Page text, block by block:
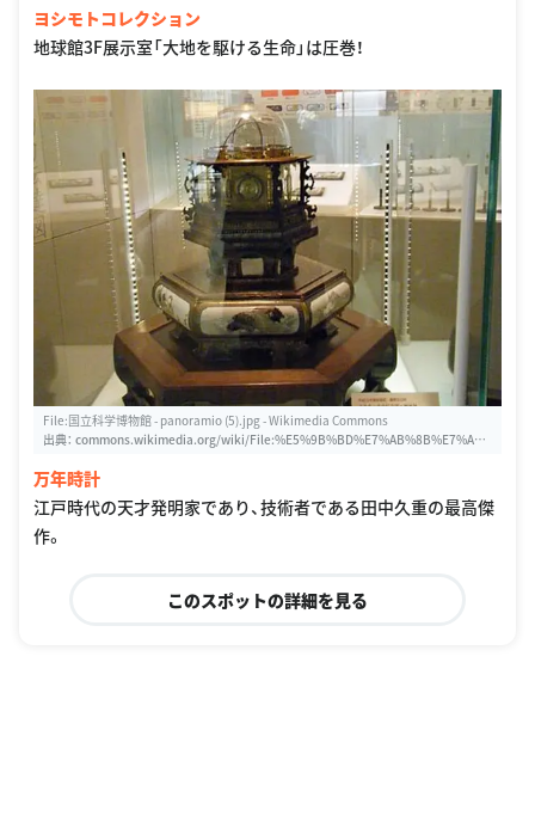
ヨシモトコレクション
地球館3F展示室「大地を駆ける生命」は圧巻！
File:国立科学博物館 - panoramio (5).jpg - Wikimedia Commons
出典： commons.wikimedia.org/wiki/File:%E5%9B%BD%E7%AB%8B%E7%A7%
万年時計
江戸時代の天才発明家であり、技術者である田中久重の最高傑
作。
このスポットの詳細を見る